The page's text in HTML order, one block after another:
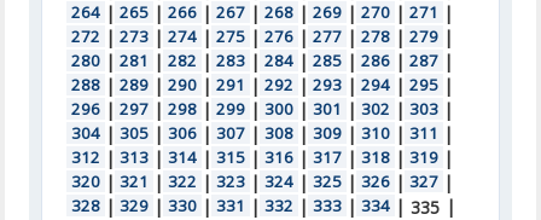
264 | 265 | 266 | 267 | 268 | 269 | 270 | 271 |
272 | 273 | 274 | 275 | 276 | 277 | 278 | 279 |
280 | 281 | 282 | 283 | 284 | 285 | 286 | 287 |
288 | 289 | 290 | 291 | 292 | 293 | 294 | 295 |
296 | 297 | 298 | 299 | 300 | 301 | 302 | 303 |
304 | 305 | 306 | 307 | 308 | 309 | 310 | 311 |
312 | 313 | 314 | 315 | 316 | 317 | 318 | 319 |
320 | 321 | 322 | 323 | 324 | 325 | 326 | 327 |
328 | 329 | 330 | 331 | 332 | 333 | 334 | 335 |